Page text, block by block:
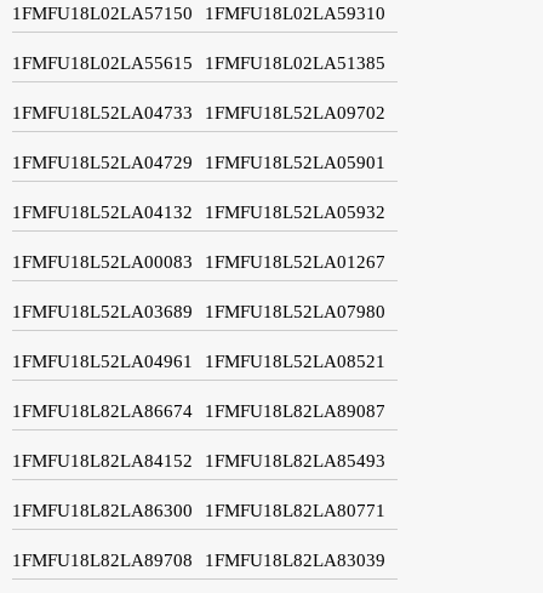
1FMFU18L02LA57150 1FMFU18L02LA59310
1FMFU18L02LA55615 1FMFU18L02LA51385
1FMFU18L52LA04733 1FMFU18L52LA09702
1FMFU18L52LA04729 1FMFU18L52LA05901
1FMFU18L52LA04132 1FMFU18L52LA05932
1FMFU18L52LA00083 1FMFU18L52LA01267
1FMFU18L52LA03689 1FMFU18L52LA07980
1FMFU18L52LA04961 1FMFU18L52LA08521
1FMFU18L82LA86674 1FMFU18L82LA89087
1FMFU18L82LA84152 1FMFU18L82LA85493
1FMFU18L82LA86300 1FMFU18L82LA80771
1FMFU18L82LA89708 1FMFU18L82LA83039